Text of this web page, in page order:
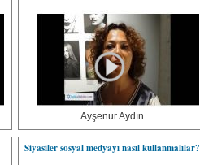
Ayşenur Aydın
Siyasiler sosyal medyayı nasıl kullanmalılar?